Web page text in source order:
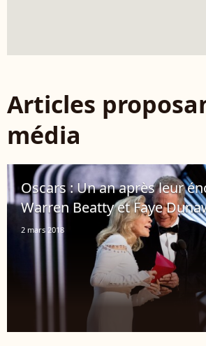
Articles
média
Oscars : Un an après leur
Warren Beatty et Faye
2 mars 2018